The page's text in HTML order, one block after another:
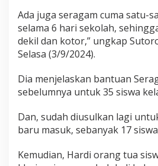
Ada juga seragam cuma satu-
selama 6 hari sekolah,
dekil dan kotor,” ungkap
Selasa (3/9/2024).
Dia menjelaskan bantuan
sebelumnya untuk 35 siswa
Dan, sudah diusulkan lagi
baru masuk, sebanyak 17
Kemudian, Hardi orang tua